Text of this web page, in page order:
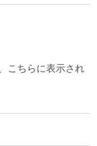
こちらに表示され